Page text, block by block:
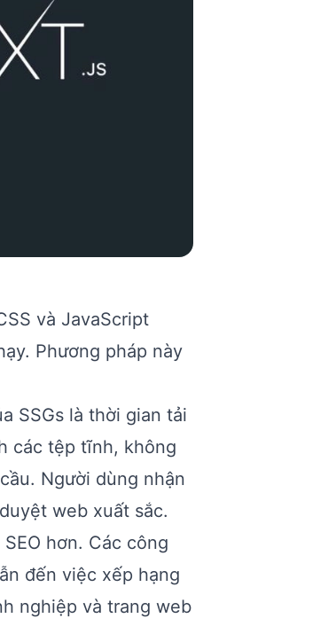
và JavaScript
Phương pháp này
SSGs là thời gian tải
các tệp tĩnh, không
Người dùng nhận
web xuất sắc.
hơn. Các công
đến việc xếp hạng
nghiệp và trang web